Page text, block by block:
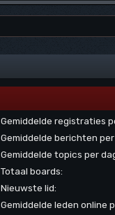
Gemiddelde registraties
Gemiddelde berichten per
Gemiddelde topics per
Totaal boards:
Nieuwste lid:
Gemiddelde leden online